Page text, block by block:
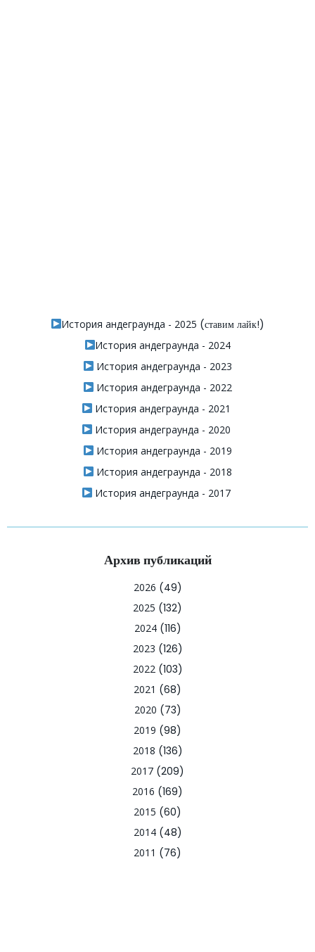
История андеграунда - 2025 (ставим лайк!)
История андеграунда - 2024
История андеграунда - 2023
История андеграунда - 2022
История андеграунда - 2021
История андеграунда - 2020
История андеграунда - 2019
История андеграунда - 2018
История андеграунда - 2017
Архив публикаций
2026 (49)
2025 (132)
2024(116)
2023 (126)
2022(103)
2021 (68)
2020 (73)
2019 (98)
2018 (136)
2017 (209)
2016 (169)
2015 (60)
2014(48)
2011 (76)